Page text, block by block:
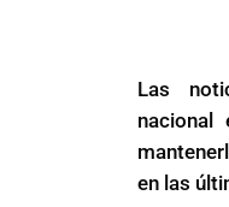
Las
nacional
en las